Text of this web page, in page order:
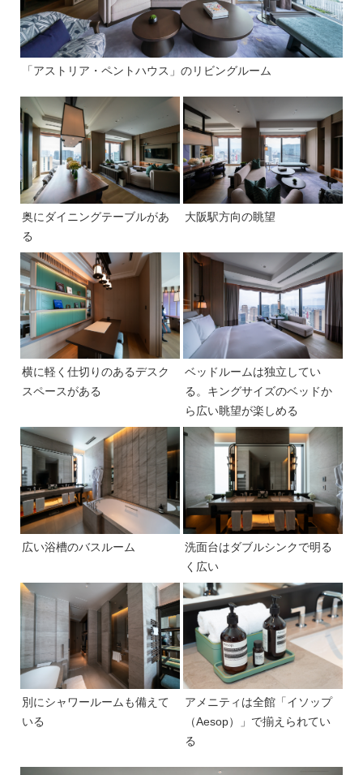
「アストリア・ペントハウス」のリビングルーム
奥にダイニングテーブルがあ
る
大阪駅方向の眺望
横に軽く仕切りのあるデスク
スペースがある
ベッドルームは独立してい
る。キングサイズのベッドか
ら広い眺望が楽しめる
広い浴槽のバスルーム
洗面台はダブルシンクで明る
く広い
別にシャワールームも備えて
いる
アメニティは全館「イソップ
（Aesop）」で揃えられてい
る